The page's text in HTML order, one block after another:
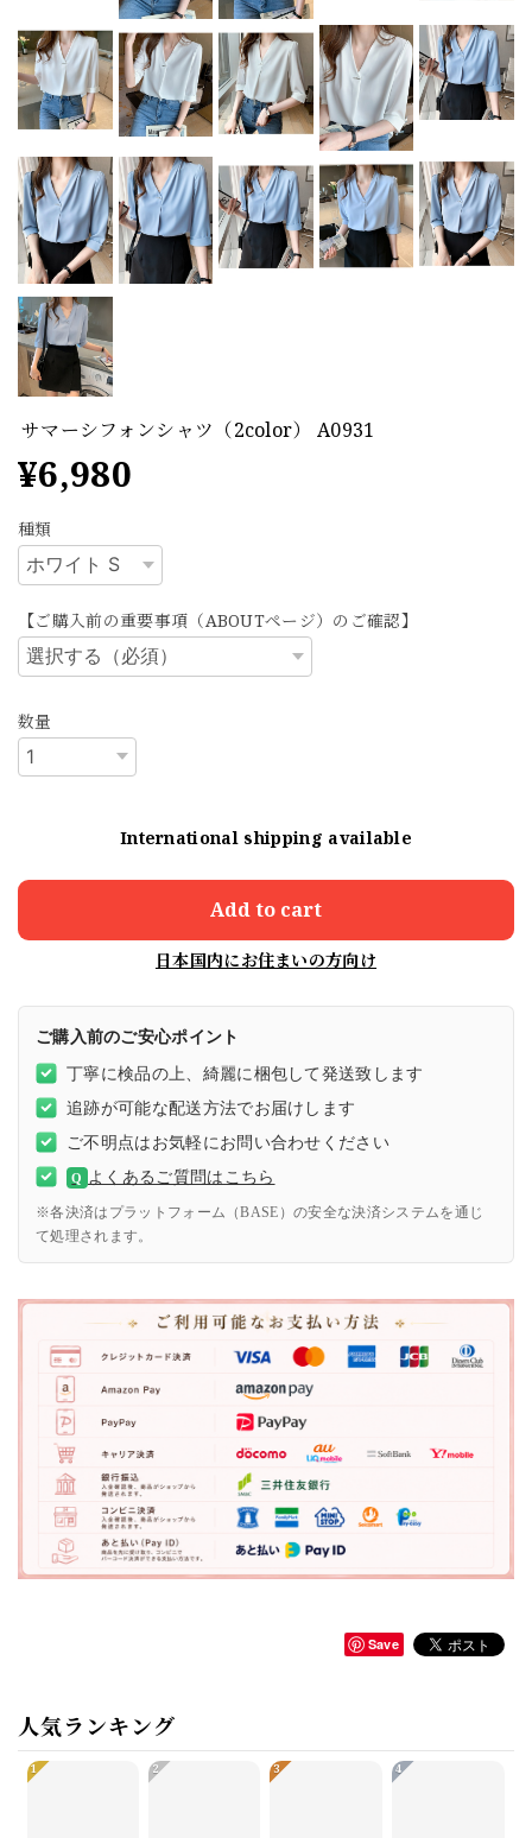
サマーシフォンシャツ（2color） A0931
¥6,980
種類
【ご購入前の重要事項（ABOUTページ）のご確認】
数量
International shipping available
Add to cart
日本国内にお住まいの方向け
ご購入前のご安心ポイント
丁寧に検品の上、綺麗に梱包して発送致します
追跡が可能な配送方法でお届けします
ご不明点はお気軽にお問い合わせください
Q よくあるご質問はこちら
※各決済はプラットフォーム（BASE）の安全な決済システムを通じ
て処理されます。
Save
人気ランキング
1 2 3 4